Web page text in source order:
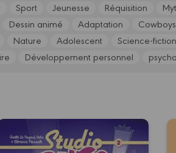
Sport Jeunesse Réquisition
Dessin animé Adaptation Cowboys
Nature Adolescent Science-fiction
Développement personnel